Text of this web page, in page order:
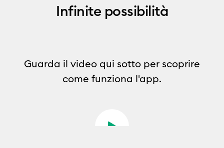
Infinite possibilità
Guarda il video qui sotto per scoprire
come funziona l'app.